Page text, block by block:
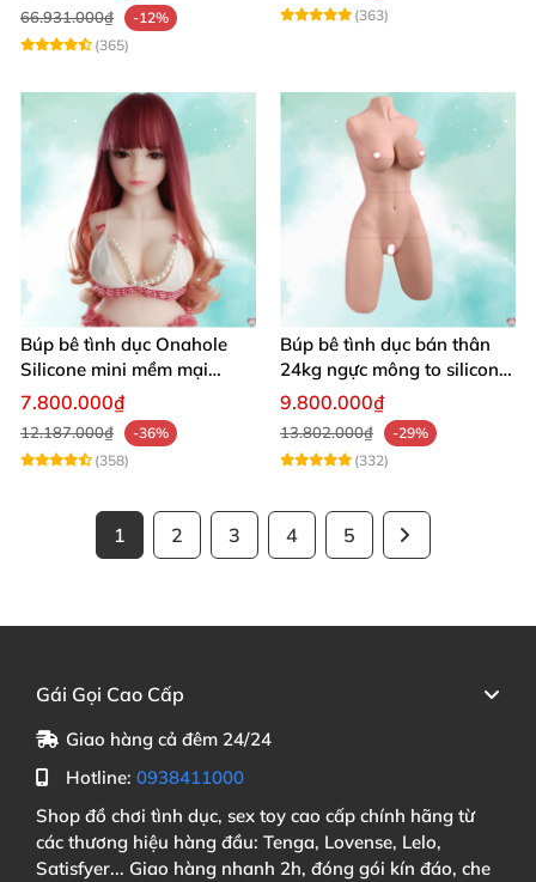
66.931.000₫
-12%
(365)
(363)
Búp bê tình dục Onahole
Silicone mini mềm mại
54cm
7.800.000₫
12.187.000₫
-36%
(358)
Búp bê tình dục bán thân
24kg ngực mông to silicon y
tế siêu thật
9.800.000₫
13.802.000₫
-29%
(332)
1 2 3 4 5
Gái Gọi Cao Cấp
Giao hàng cả đêm 24/24
Hotline: 0938411000
Shop đồ chơi tình dục, sex toy cao cấp chính hãng từ
các thương hiệu hàng đầu: Tenga, Lovense, Lelo,
Satisfyer... Giao hàng nhanh 2h, đóng gói kín đáo, che